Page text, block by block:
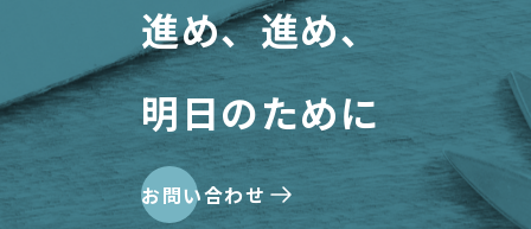
進め、進め、
明日のために
お問い合わせ